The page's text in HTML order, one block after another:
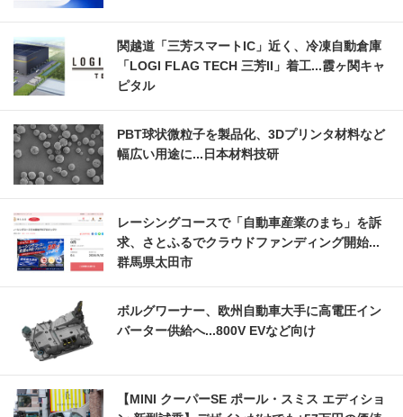
関越道「三芳スマートIC」近く、冷凍自動倉庫
「LOGI FLAG TECH 三芳II」着工...霞ヶ関キャ
ピタル
PBT球状微粒子を製品化、3Dプリンタ材料など
幅広い用途に...日本材料技研
レーシングコースで「自動車産業のまち」を訴
求、さとふるでクラウドファンディング開始...
群馬県太田市
ボルグワーナー、欧州自動車大手に高電圧イン
バーター供給へ...800V EVなど向け
【MINI クーパーSE ポール・スミス エディショ